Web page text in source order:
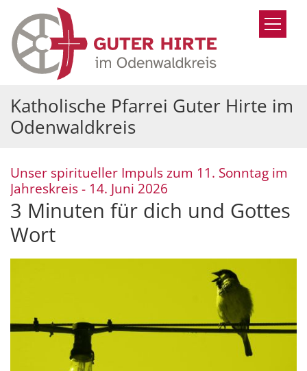
Zum Inhalt springen
Katholische Pfarrei Guter Hirte im
Odenwaldkreis
Unser spiritueller Impuls zum 11. Sonntag im
Jahreskreis - 14. Juni 2026
3 Minuten für dich und Gottes
Wort